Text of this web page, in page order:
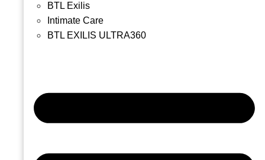
BTL Exilis
Intimate Care
BTL EXILIS ULTRA360